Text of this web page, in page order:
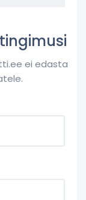
ei edasta